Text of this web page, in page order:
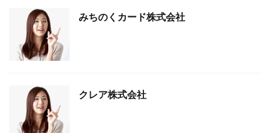
みちのくカード株式会社
クレア株式会社